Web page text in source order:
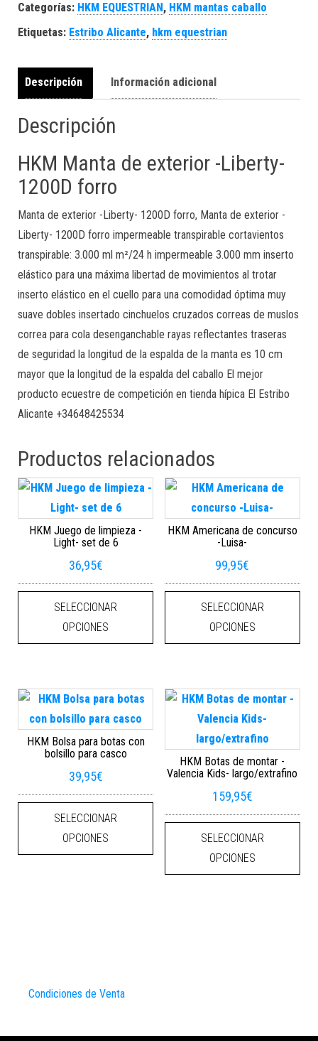
Categorías: HKM EQUESTRIAN, HKM mantas caballo
Etiquetas: Estribo Alicante, hkm equestrian
Descripción Información adicional
Descripción
HKM Manta de exterior -Liberty-
1200D forro
Manta de exterior -Liberty- 1200D forro, Manta de exterior -
Liberty- 1200D forro impermeable transpirable cortavientos
transpirable: 3.000 ml m²/24 h impermeable 3.000 mm inserto
elástico para una máxima libertad de movimientos al trotar
inserto elástico en el cuello para una comodidad óptima muy
suave dobles insertado cinchuelos cruzados correas de muslos
correa para cola desenganchable rayas reflectantes traseras
de seguridad la longitud de la espalda de la manta es 10 cm
mayor que la longitud de la espalda del caballo El mejor
producto ecuestre de competición en tienda hípica El Estribo
Alicante +34648425534
Productos relacionados
HKM Juego de limpieza -
Light- set de 6
36,95€
SELECCIONAR
OPCIONES
Este producto tiene múltiples
HKM Americana de concurso
-Luisa-
99,95€
SELECCIONAR
OPCIONES
HKM Bolsa para botas con
bolsillo para casco
39,95€
SELECCIONAR
OPCIONES
Este producto tiene múltiples
HKM Botas de montar -
Valencia Kids- largo/extrafino
159,95€
SELECCIONAR
OPCIONES
Condiciones de Venta